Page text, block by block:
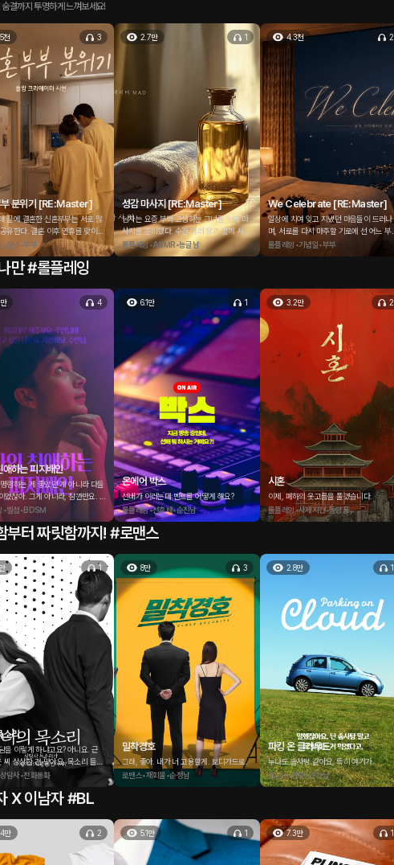
결까지 투명하게 느껴보세요!
천 3
부 분위기 [RE:Master]
끝에 결혼한 신혼부부는 서로 많
유한다. 결혼 이후 연휴를 맞이한
릇한 생활.
•실내•부부
2.7만 1
성감 마사지 [RE:Master]
남자는 요즘 부쩍 고생하는 그녀를 위해 마
사지를 준비했다. 수건 여러 장과 함께 시작
된 아로마 마사지, 그리고 울려 퍼지는 아로
마 젤 소리는 꽤 자극적이었다. 반응하기 시
롤플레잉•ASMR•능글남
4.3천 2
We Celebrate [RE:Master]
일상에 치여 잊고 지냈던 마음들이 드러나
며, 서로를 다시 마주할 기로에 선 어느 부부
의 선물같은 이야기. 과연 사랑을 잊고 살던
이 부부는 멀어진 사랑을 다시 끌어당길 수
롤플레잉•기념일•부부
만 #롤플레잉
4
애하는 피지배인
령하는 게 좋았던 게 아니라 다들
었잖아. 그게 아니라, 잠깐만요. 죄
주인님.
•멜섭•BDSM
6.1만 1
온에어 박스
선배가 이러는데 멘트를 어떻게 해요?
롤플레잉•선후배•순진남
3.2만 2
시혼
이제, 폐하의 옷고름을 풀겠습니다.
롤플레잉•사제지간•동양풍
부터 짜릿함까지! #로맨스
1
소리
을 이렇게 하냐고요? 아니요. 근
씨 상상한 건 맞아요. 목소리 들으
싶어지더라고요, 지은 씨가.
담사•전화통화
8만 3
밀착경호
그래, 좋아. 내가 너 고용할게. 보디가드로.
로맨스•재회물•순정남
2.8만 1
파킹 온 클라우드
누나도 솜사탕 같아요, 특히 여기가.
로맨스•연인•연하남
X 이남자 #BL
만 2 5.1만 1 7.3만 1